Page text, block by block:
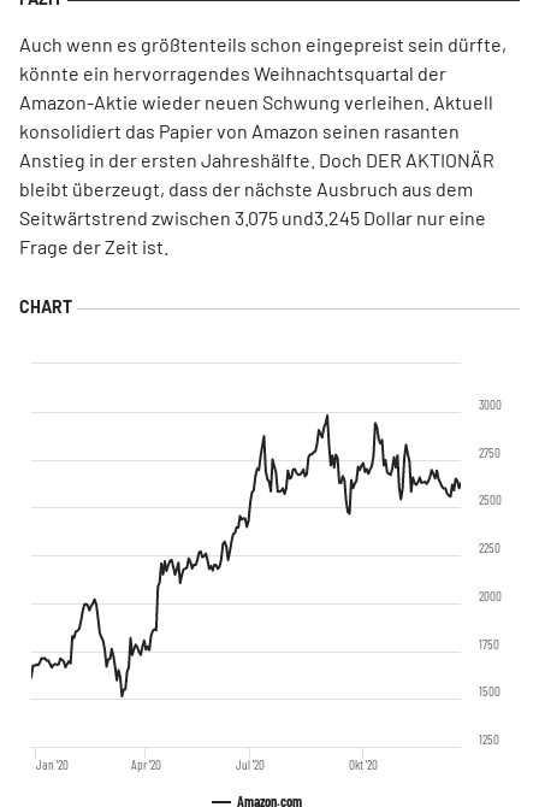
Auch wenn es größtenteils schon eingepreist sein dürfte,
könnte ein hervorragendes Weihnachtsquartal der
Amazon-Aktie wieder neuen Schwung verleihen. Aktuell
konsolidiert das Papier von Amazon seinen rasanten
Anstieg in der ersten Jahreshälfte. Doch DER AKTIONÄR
bleibt überzeugt, dass der nächste Ausbruch aus dem
Seitwärtstrend zwischen 3.075 und3.245 Dollar nur eine
Frage der Zeit ist.
Amazon.com
Jan '20 Jul '20
Apr '20 Okt '20
1250
1500
1750
2000
2250
2500
2750
3000